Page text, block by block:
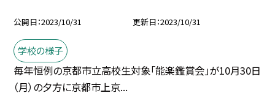
公開日 2023/10/31 更新日 2023/10/31
学校の様子
毎年恒例の京都市立高校生対象「能楽鑑賞会」が10月30日
（月）の夕方に京都市上京...